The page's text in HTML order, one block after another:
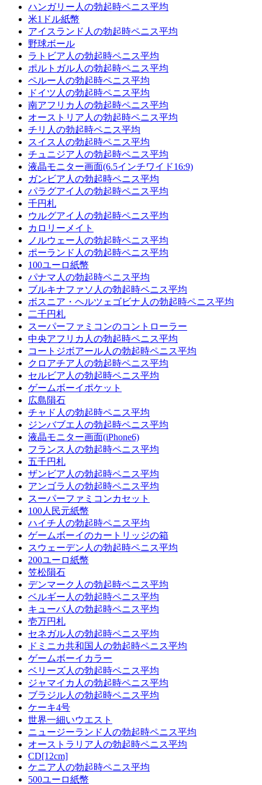
ハンガリー人の勃起時ペニス平均
米1ドル紙幣
アイスランド人の勃起時ペニス平均
野球ボール
ラトビア人の勃起時ペニス平均
ポルトガル人の勃起時ペニス平均
ペルー人の勃起時ペニス平均
ドイツ人の勃起時ペニス平均
南アフリカ人の勃起時ペニス平均
オーストリア人の勃起時ペニス平均
チリ人の勃起時ペニス平均
スイス人の勃起時ペニス平均
チュニジア人の勃起時ペニス平均
液晶モニター画面(6.5インチワイド16:9)
ガンビア人の勃起時ペニス平均
パラグアイ人の勃起時ペニス平均
千円札
ウルグアイ人の勃起時ペニス平均
カロリーメイト
ノルウェー人の勃起時ペニス平均
ポーランド人の勃起時ペニス平均
100ユーロ紙幣
パナマ人の勃起時ペニス平均
ブルキナファソ人の勃起時ペニス平均
ボスニア・ヘルツェゴビナ人の勃起時ペニス平均
二千円札
スーパーファミコンのコントローラー
中央アフリカ人の勃起時ペニス平均
コー​​トジボアール人の勃起時ペニス平均
クロアチア人の勃起時ペニス平均
セルビア人の勃起時ペニス平均
ゲームボーイポケット
広島隕石
チャド人の勃起時ペニス平均
ジンバブエ人の勃起時ペニス平均
液晶モニター画面(iPhone6)
フランス人の勃起時ペニス平均
五千円札
ザンビア人の勃起時ペニス平均
アンゴラ人の勃起時ペニス平均
スーパーファミコンカセット
100人民元紙幣
ハイチ人の勃起時ペニス平均
ゲームボーイのカートリッジの箱
スウェーデン人の勃起時ペニス平均
200ユーロ紙幣
笠松隕石
デンマーク人の勃起時ペニス平均
ベルギー人の勃起時ペニス平均
キューバ人の勃起時ペニス平均
壱万円札
セネガル人の勃起時ペニス平均
ドミニカ共和国人の勃起時ペニス平均
ゲームボーイカラー
ベリーズ人の勃起時ペニス平均
ジャマイカ人の勃起時ペニス平均
ブラジル人の勃起時ペニス平均
ケーキ4号
世界一細いウエスト
ニュージーランド人の勃起時ペニス平均
オーストラリア人の勃起時ペニス平均
CD[12cm]
ケニア人の勃起時ペニス平均
500ユーロ紙幣